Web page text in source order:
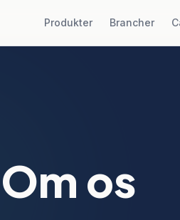
Produkter Brancher
Om os